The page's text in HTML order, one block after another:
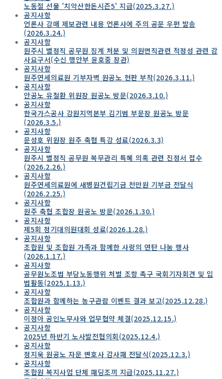
노동절 선물 '치악산한돈시즌5' 지급(2025.3.27.)
공지사항
언론사 강매 제보관련 내용 언론사에 주의 공문 우편 발송
(2026.3.24.)
공지사항
원주시 별정직 공무원 징계 처분 및 의원면직관련 적정성 관련 감
사요구서(수신 행안부 윤호중 장관)
공지사항
원주연세의료원 기부자벽 원공노 현판 부착(2026.3.11.)
공지사항
안공노 유철환 위원장 원공노 방문(2026.3.10.)
공지사항
한국가스공사 강원지역본부 김기범 부문장 원공노 방문
(2026.3.5.)
공지사항
문성호 위원장 원주 축협 특강 성료(2026.3.3)
공지사항
원주시 별정직 공무원 복무관리 특혜 의혹 관련 진정서 접수
(2026.2.26.)
공지사항
원주연세의료원에 새병원건립기금 천만원 기부금 전달식
(2026.2.25.)
공지사항
원주 축협 조합장 원공노 방문(2026.1.30.)
공지사항
제5회 정기대의원대회 성료(2026.1.28.)
공지사항
조합원 및 조합원 가족과 함께한 사랑의 연탄 나눔 행사
(2026.1.17.)
공지사항
공무원노조법 부당노동행위 처벌 조항 촉구 국회기자회견 및 입
법활동(2025.1.13.)
공지사항
조합원과 함께하는 농구관람 이벤트 결과 보고(2025.12.28.)
공지사항
이정아 공인노무사와 업무협약 체결(2025.12.15.)
공지사항
2025년 하반기 노사발전협의회(2025.12.4.)
공지사항
정지욱 원공노 자문 변호사 감사패 전달식(2025.12.3.)
공지사항
조합원 복지사업 단체 패딩조끼 지급(2025.11.27.)